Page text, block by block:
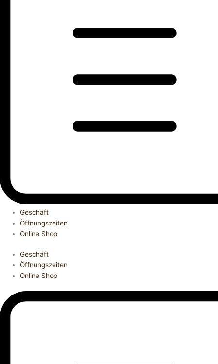
Geschäft
Öffnungszeiten
Online Shop
Geschäft
Öffnungszeiten
Online Shop